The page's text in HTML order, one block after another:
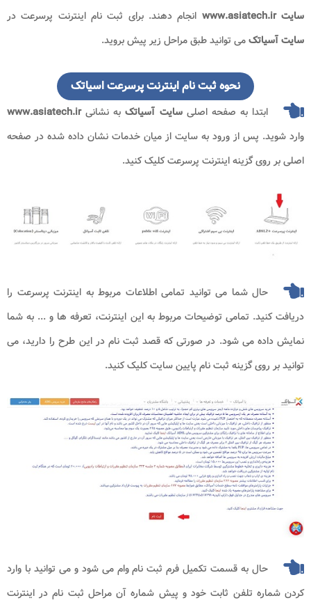
سایت www.asiatech.ir انجام دهند. برای ثبت نام اینترنت پرسرعت در
سایت آسیاتکمی توانید طبق مراحل زیر پیش بروید.
نحوه ثبت نام اینترنت پرسرعت اسیاتک
ابتدا به صفحه اصلیسایت آسیاتکبه نشانی www.asiatech.ir
وارد شوید. پس از ورود به سایت از میان خدمات نشان داده شده در صفحه
اصلی بر روی گزینه اینترنت پرسرعت کلیک کنید.
حال شما می توانید تمامی اطلاعات مربوط به اینترنت پرسرعت را
دریافت کنید. تمامی توضیحات مربوط به این اینترنت، تعرفه ها و ... به شما
نمایش داده می شود. در صورتی که قصد ثبت نام در این طرح را دارید، می
توانید بر روی گزینه ثبت نام پایین سایت کلیک کنید.
حال به قسمت تکمیل فرم ثبت نام وام می شود و می توانید با وارد
کردن شماره تلفن ثابت خود و پیش شماره آن مراحل ثبت نام در اینترنت